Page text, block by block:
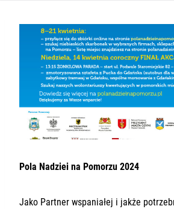
Pola Nadziei na Pomorzu 2024
Jako Partner wspaniałej i jakże